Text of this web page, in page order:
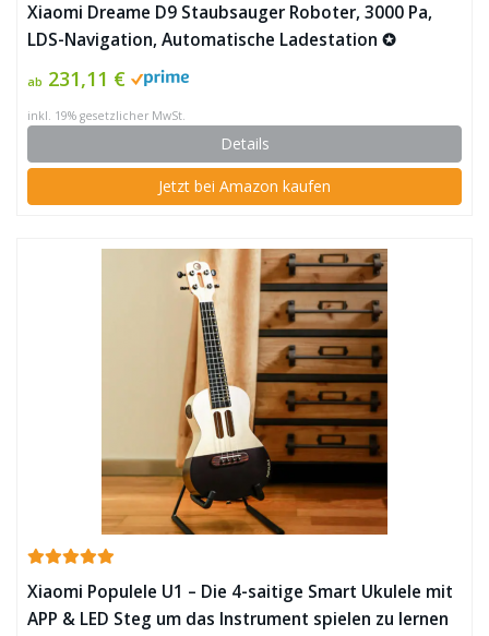
Xiaomi Dreame D9 Staubsauger Roboter, 3000 Pa,
LDS-Navigation, Automatische Ladestation ✪
ab 231,11 €
inkl. 19% gesetzlicher MwSt.
Details
Jetzt bei Amazon kaufen
Xiaomi Populele U1 – Die 4-saitige Smart Ukulele mit
APP & LED Steg um das Instrument spielen zu lernen